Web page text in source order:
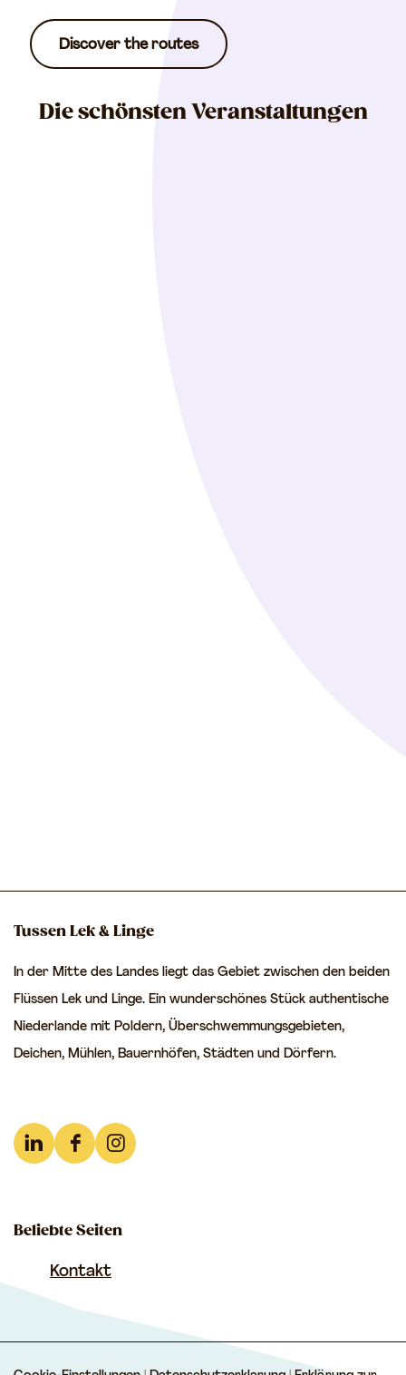
Discover the routes
Die schönsten Veranstaltungen
Tussen Lek & Linge
In der Mitte des Landes liegt das Gebiet zwischen den beiden
Flüssen Lek und Linge. Ein wunderschönes Stück authentische
Niederlande mit Poldern, Überschwemmungsgebieten,
Deichen, Mühlen, Bauernhöfen, Städten und Dörfern.
L
k
d
n
F
e
b
k
I
t
r
a
Beliebte Seiten
Kontakt